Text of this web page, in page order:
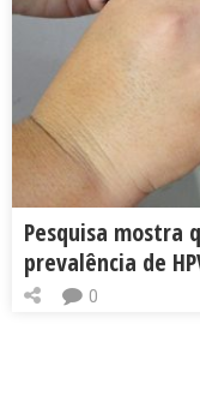
Pesquisa mostra
prevalência de
0